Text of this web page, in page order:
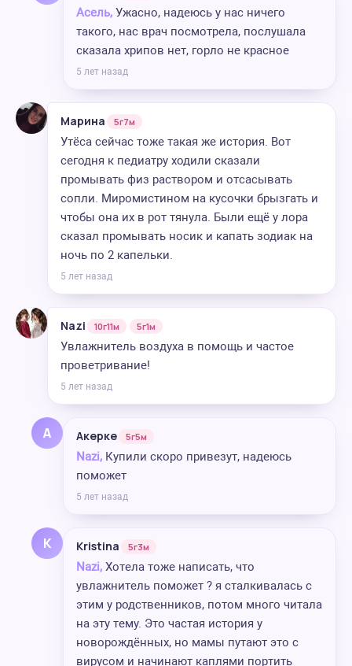
Асель, Ужасно, надеюсь у нас ничего
такого, нас врач посмотрела, послушала
сказала хрипов нет, горло не красное
5 лет назад
Марина 5г7м
Утёса сейчас тоже такая же история. Вот
сегодня к педиатру ходили сказали
промывать физ раствором и отсасывать
сопли. Миромистином на кусочки брызгать и
чтобы она их в рот тянула. Были ещё у лора
сказал промывать носик и капать зодиак на
ночь по 2 капельки.
5 лет назад
Nazi 10г11м 5г1м
Увлажнитель воздуха в помощь и частое
проветривание!
5 лет назад
А Акерке 5г5м
Nazi, Купили скоро привезут, надеюсь
поможет
5 лет назад
K Kristina 5г3м
Nazi, Хотела тоже написать, что
увлажнитель поможет ? я сталкивалась с
этим у родственников, потом много читала
на эту тему. Это частая история у
новорождённых, но мамы путают это с
вирусом и начинают каплями портить